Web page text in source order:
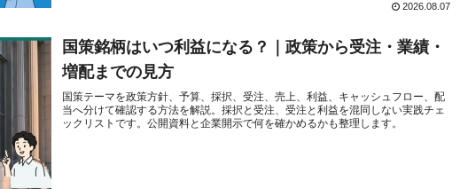
2026.08.07
国策銘柄はいつ利益になる？｜政策から受注・業績・
増配までの見方
国策テーマを政策方針、予算、採択、受注、売上、利益、キャッシュフロー、配
当へ分けて確認する方法を解説。採択と受注、受注と利益を混同しない実践チェ
ックリストです。公開資料と企業開示で何を確かめるかも整理します。